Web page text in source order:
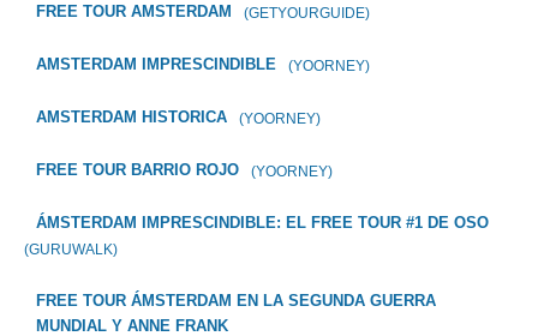
FREE TOUR AMSTERDAM (GETYOURGUIDE)
AMSTERDAM IMPRESCINDIBLE (YOORNEY)
AMSTERDAM HISTORICA (YOORNEY)
FREE TOUR BARRIO ROJO (YOORNEY)
ÁMSTERDAM IMPRESCINDIBLE: EL FREE TOUR #1 DE OSO
(GURUWALK)
FREE TOUR ÁMSTERDAM EN LA SEGUNDA GUERRA
MUNDIAL Y ANNE FRANK